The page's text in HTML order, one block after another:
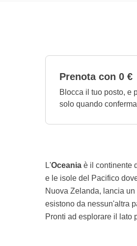
Prenota con 0 €
Blocca il tuo posto, e
solo quando
L'Oceania è il continente
e le isole del Pacifico
Nuova Zelanda, lancia
esistono da nessun'altra
Pronti ad esplorare il lato